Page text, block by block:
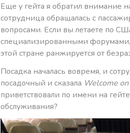
Еще у гейта я обратил внимание
сотрудница обращалась с
вопросами. Если вы летаете по
специализированными
этой стране ранжируется от
Посадка началась вовремя, и
посадочный и сказала Welcome o
приветствовали по имени на
обслуживания?